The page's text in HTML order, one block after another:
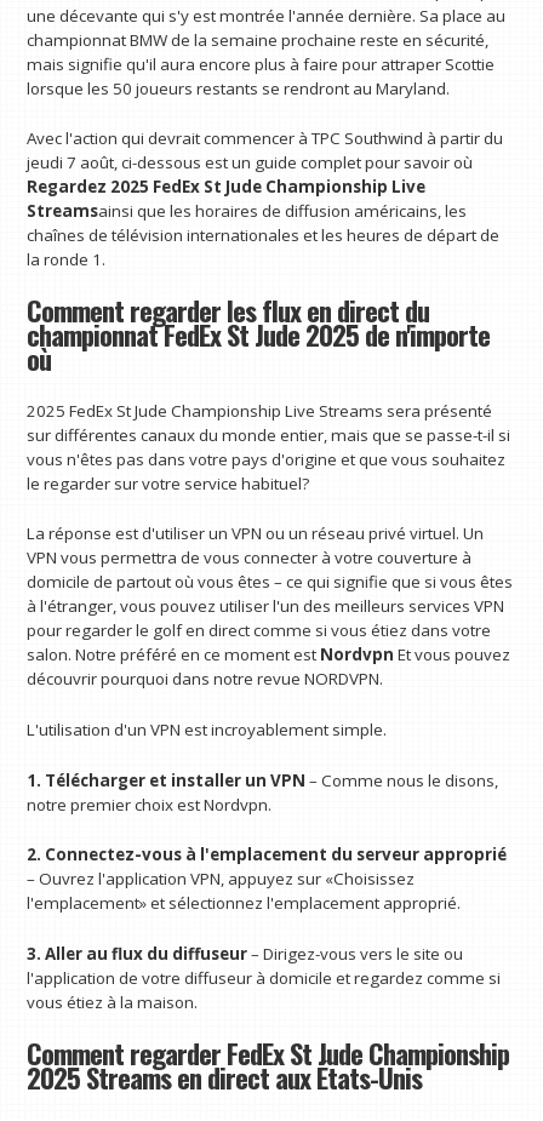
une décevante qui s'y est montrée l'année dernière. Sa place au
championnat BMW de la semaine prochaine reste en sécurité,
mais signifie qu'il aura encore plus à faire pour attraper Scottie
lorsque les 50 joueurs restants se rendront au Maryland.
Avec l'action qui devrait commencer à TPC Southwind à partir du
jeudi 7 août, ci-dessous est un guide complet pour savoir où
Regardez 2025 FedEx St Jude Championship Live
Streamsainsi que les horaires de diffusion américains, les
chaînes de télévision internationales et les heures de départ de
la ronde 1.
Comment regarder les flux en direct du
championnat FedEx St Jude 2025 de n'importe
où
2025 FedEx St Jude Championship Live Streams sera présenté
sur différentes canaux du monde entier, mais que se passe-t-il si
vous n'êtes pas dans votre pays d'origine et que vous souhaitez
le regarder sur votre service habituel?
La réponse est d'utiliser un VPN ou un réseau privé virtuel. Un
VPN vous permettra de vous connecter à votre couverture à
domicile de partout où vous êtes – ce qui signifie que si vous êtes
à l'étranger, vous pouvez utiliser l'un des meilleurs services VPN
pour regarder le golf en direct comme si vous étiez dans votre
salon. Notre préféré en ce moment est Nordvpn Et vous pouvez
découvrir pourquoi dans notre revue NORDVPN.
L'utilisation d'un VPN est incroyablement simple.
1. Télécharger et installer un VPN – Comme nous le disons,
notre premier choix est Nordvpn.
2. Connectez-vous à l'emplacement du serveur approprié
– Ouvrez l'application VPN, appuyez sur «Choisissez
l'emplacement» et sélectionnez l'emplacement approprié.
3. Aller au flux du diffuseur– Dirigez-vous vers le site ou
l'application de votre diffuseur à domicile et regardez comme si
vous étiez à la maison.
Comment regarder FedEx St Jude Championship
2025 Streams en direct aux États-Unis